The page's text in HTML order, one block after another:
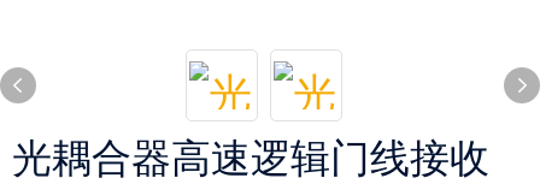
光耦合器高速逻辑门线接收